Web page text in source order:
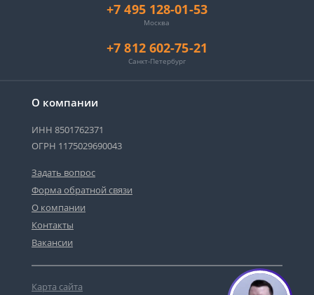
О компании
ИНН 8501762371
ОГРН 1175029690043
Задать вопрос
Форма обратной связи
О компании
Контакты
Вакансии
Карта сайта
+7 495 128-01-53
Москва
+7 812 602-75-21
Санкт-Петербург